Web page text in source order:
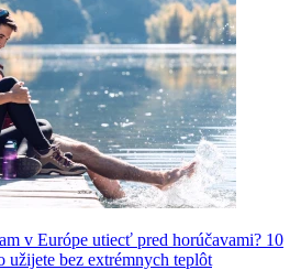
v Európe utiecť pred horúčavami? 10
užijete bez extrémnych teplôt